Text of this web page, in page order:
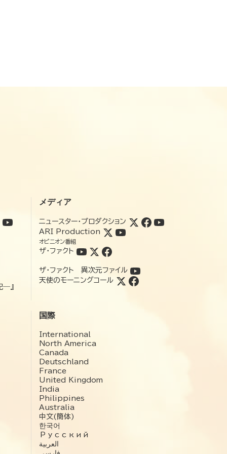
―』
メディア
ニュースター・プロダクション
ARI Production
オピニオン番組
ザ・ファクト
ザ・ファクト 異次元ファイル
天使のモーニングコール
国際
International
North America
Canada
Deutschland
France
United Kingdom
India
Philippines
Australia
中文(簡体)
한국어
Русский
العربية‏